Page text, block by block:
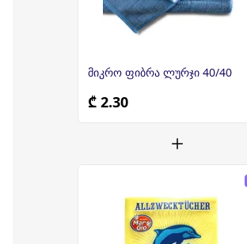
მიკრო ფიბრა ლურჯი 40/40
₾ 2.30